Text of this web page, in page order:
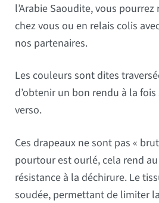
l’Arabie Saoudite, vous
chez vous ou en relais colis
nos partenaires.
Les couleurs sont dites
d’obtenir un bon rendu à la
verso.
Ces drapeaux ne sont pas «
pourtour est ourlé, cela rend
résistance à la déchirure. Le
soudée, permettant de limiter